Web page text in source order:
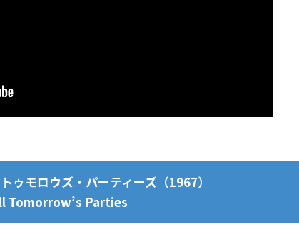
モロウズ・パーティーズ（1967）
Tomorrow’s Parties